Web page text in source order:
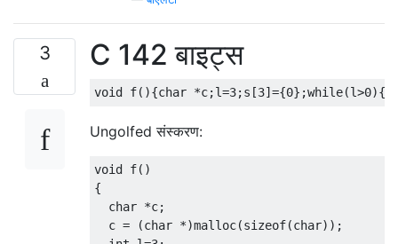
3 C 142 बाइट्स
void f(){char *c;l=3;s [3]={0};while(l>0){
Ungolfed संस्करण:
void f()
{
char *c;
  c
= (char *)malloc(sizeof(char));